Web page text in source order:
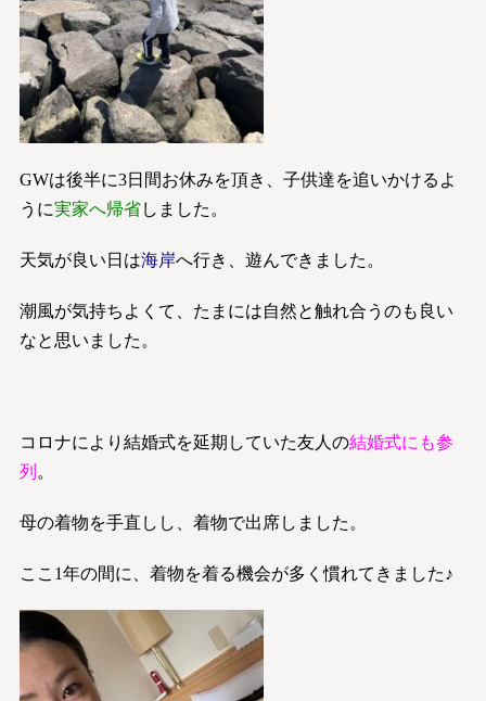
GWは後半に3日間お休みを頂き、子供達を追いかけるよ
うに実家へ帰省しました。
天気が良い日は海岸へ行き、遊んできました。
潮風が気持ちよくて、たまには自然と触れ合うのも良い
なと思いました。
コロナにより結婚式を延期していた友人の結婚式にも参
列 。
母の着物を手直しし、着物で出席しました。
ここ1年の間に、着物を着る機会が多く慣れてきました♪